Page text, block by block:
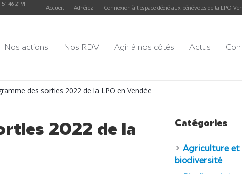
Accueil Adhérez Connexion à l’espace dédié aux bénévoles de la LPO
46 21 91
Nos actions Nos RDV Agir à nos côtés Actus
des sorties 2022 de la LPO en Vendée
2022 de la
Catégories
Agriculture et
biodiversité